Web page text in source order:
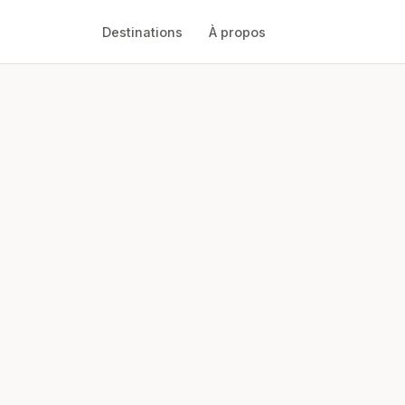
Destinations À propos